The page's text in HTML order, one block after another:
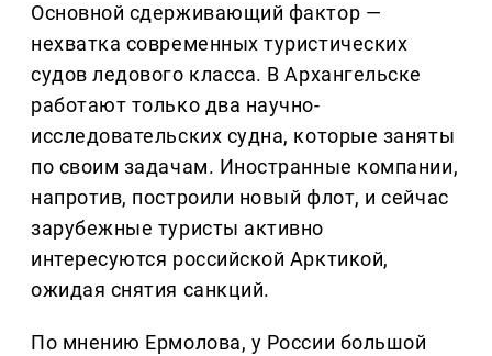
Основной сдерживающий фактор —
нехватка современных туристических
судов ледового класса. В Архангельске
работают только два научно-
исследовательских судна, которые заняты
по своим задачам. Иностранные компании,
напротив, построили новый флот, и сейчас
зарубежные туристы активно
интересуются российской Арктикой,
ожидая снятия санкций.
По мнению Ермолова, у России большой